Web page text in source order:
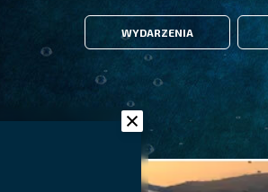
WYDARZENIA